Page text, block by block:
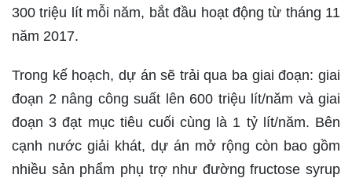
300 triệu lít mỗi năm, bắt đầu hoạt động từ tháng 11
năm 2017.
Trong kế hoạch, dự án sẽ trải qua ba giai đoạn: giai
đoạn 2 nâng công suất lên 600 triệu lít/năm và giai
đoạn 3 đạt mục tiêu cuối cùng là 1 tỷ lít/năm. Bên
cạnh nước giải khát, dự án mở rộng còn bao gồm
nhiều sản phẩm phụ trợ như đường fructose syrup